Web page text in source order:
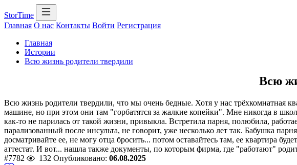
StorTime
Главная О нас Контакты Войти Регистрация
Главная
Истории
Всю жизнь родители твердили
Всю
Всю жизнь родители твердили, что мы очень бедные. Хотя у нас трёхкомнатная
машине, но при этом они там "горбатятся за жалкие копейки". Мне никогда в
как-то не парилась от такой жизни, привыкла. Встретила парня, полюбила,
парализованный после инсульта, не говорит, уже несколько лет так. Бабушка
досматривайте ее, не могу отца бросить... потом оставайтесь там, ее квартира
аттестат. И вот... нашла также документы, по которым фирма, где "работают"
#7782
132 Опубликовано: 06.08.2025